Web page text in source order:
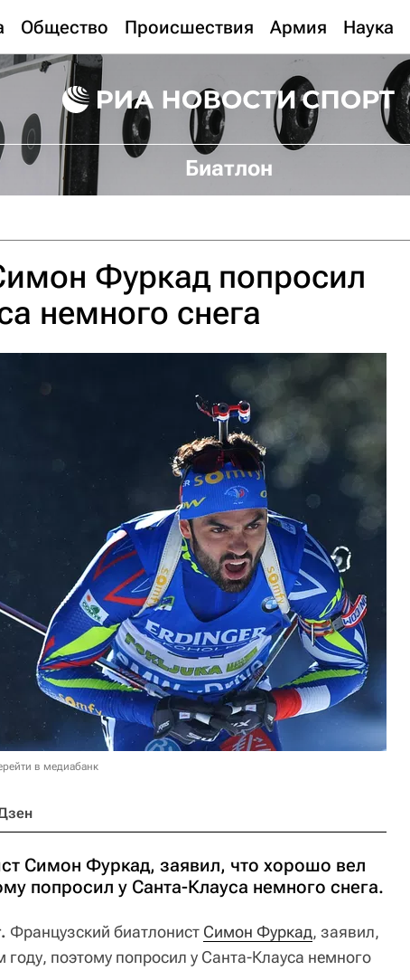
Общество Происшествия Армия Наука
Биатлон
Фуркад попросил
немного снега
в медиабанк
Симон Фуркад, заявил, что хорошо вел
попросил у Санта-Клауса немного снега.
Французский биатлонист Симон Фуркад, заявил,
году, поэтому попросил у Санта-Клауса немного